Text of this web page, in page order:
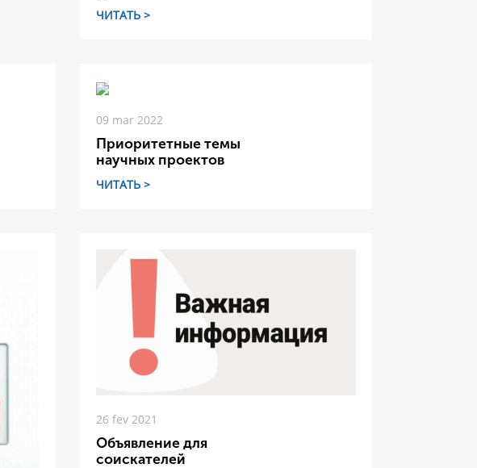
ЧИТАТЬ >
09 mar 2022
Приоритетные темы
научных проектов
ЧИТАТЬ >
26 fev 2021
Объявление для
соискателей